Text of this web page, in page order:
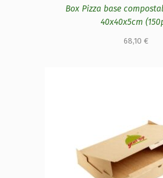
Box Pizza base
40x40x5cm
68,10 €